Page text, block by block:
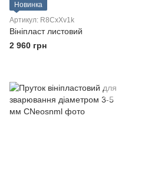
Новинка
Артикул: R8CxXv1k
Вініпласт листовий
2 960 грн